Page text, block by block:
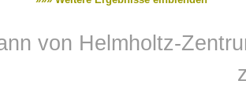
von Helmholtz-